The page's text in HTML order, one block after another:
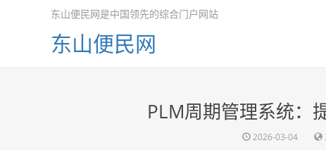
东山便民网是中国领先的综合门户网站
东山便民网
PLM周期管理系统：
2026-03-04